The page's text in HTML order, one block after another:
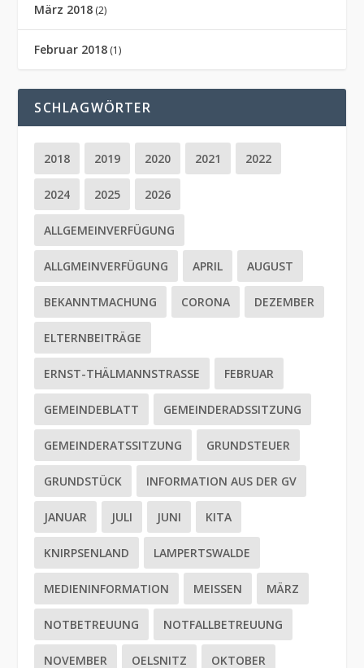
März 2018 (2)
Februar 2018 (1)
SCHLAGWÖRTER
2018 2019 2020 2021 2022
2024 2025 2026
ALLGEMEINVERFÜGUNG
ALLGMEINVERFÜGUNG APRIL AUGUST
BEKANNTMACHUNG CORONA DEZEMBER
ELTERNBEITRÄGE
ERNST-THÄLMANNSTRASSE FEBRUAR
GEMEINDEBLATT GEMEINDERADSSITZUNG
GEMEINDERATSSITZUNG GRUNDSTEUER
GRUNDSTÜCK INFORMATION AUS DER GV
JANUAR JULI JUNI KITA
KNIRPSENLAND LAMPERTSWALDE
MEDIENINFORMATION MEISSEN MÄRZ
NOTBETREUUNG NOTFALLBETREUUNG
NOVEMBER OELSNITZ OKTOBER